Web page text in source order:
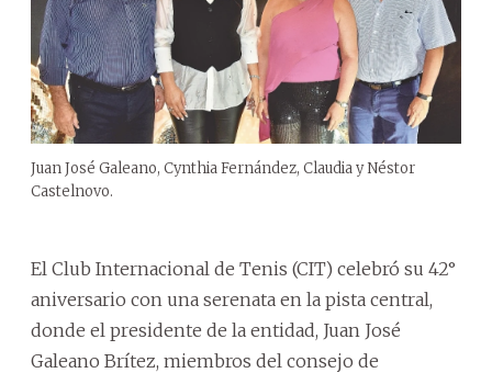
Juan José Galeano, Cynthia Fernández, Claudia y Néstor
Castelnovo.
El Club Internacional de Tenis (CIT) celebró su 42°
aniversario con una serenata en la pista central,
donde el presidente de la entidad, Juan José
Galeano Brítez, miembros del consejo de